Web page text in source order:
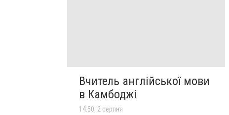
Вчитель англійської мови
в Камбоджі
14:50, 2 серпня